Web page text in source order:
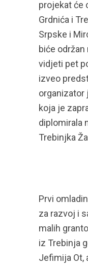
projekat će
Grdnića i
Srpske i
biće
vidjeti pet
izveo
organizator
koja je
diplomirala
Trebinjka
Prvi
za razvoj i
malih
iz Trebinja
Jefimija Ot,